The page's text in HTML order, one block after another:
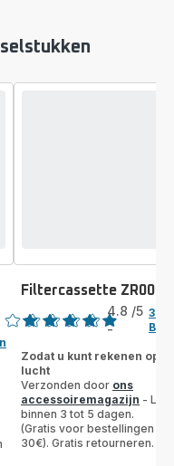
Filtercassette
Beoordeling
4.8 /5
-
38
Zodat u kunt rekenen op
lucht
Verzonden door ons
accessoiremagazijn -
binnen 3 tot 5 dagen.
(Gratis voor bestellingen
30€). Gratis retourneren.